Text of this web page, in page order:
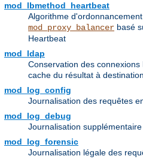
mod_lbmethod_heartbeat
Algorithme
mod_proxy_balancer basé
Heartbeat
mod_ldap
Conservation des
cache du résultat à
mod_log_config
Journalisation des requêtes
mod_log_debug
Journalisation
mod_log_forensic
Journalisation légale des